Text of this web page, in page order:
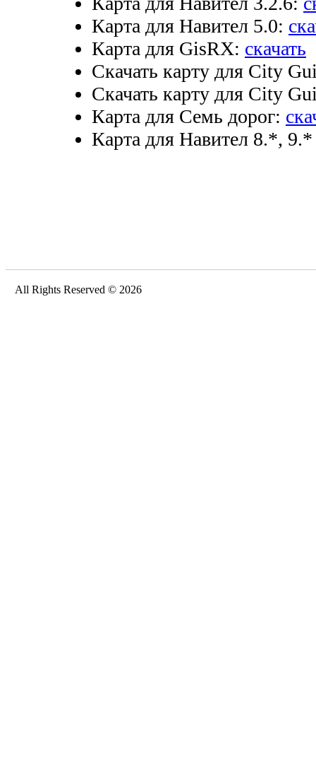
Карта для Навител 5.0:
Карта для GisRX: скачать
Скачать карту для City
Скачать карту для City
Карта для Семь дорог:
Карта для Навител 8.*,
All Rights Reserved © 2026